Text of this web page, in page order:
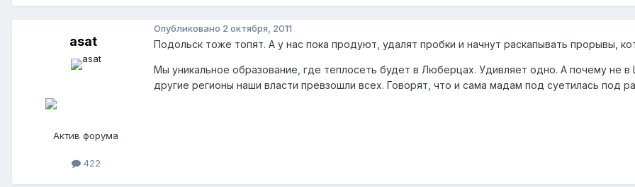
asat
Актив форума
422
Опубликовано 2 октября, 2011
Подольск тоже топят. А у нас пока продуют, удалят пробки и начнут раскапывать прорывы,
Мы уникальное образование, где теплосеть будет в Люберцах. Удивляет одно. А почему не
другие регионы наши власти превзошли всех. Говорят, что и сама мадам под суетилась под